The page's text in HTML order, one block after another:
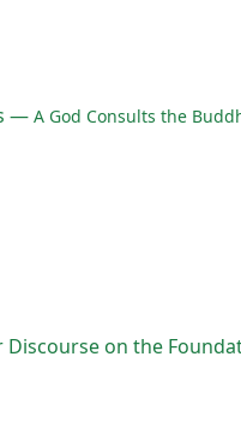
— A God Consults the
on the